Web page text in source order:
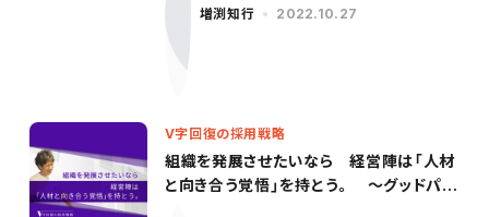
増渕知行 2022.10.27
V字回復の採用戦略
組織を発展させたいなら 経営陣は「人材
と向き合う覚悟」を持とう。 〜グッドパッ